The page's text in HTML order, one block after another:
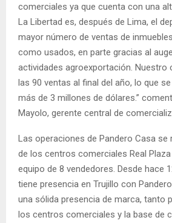
comerciales ya que cuenta con una
La Libertad es, después de Lima, el
mayor número de ventas de
como usados, en parte gracias al
actividades agroexportación. Nuestro
las 90 ventas al final del año, lo que
más de 3 millones de dólares.”
Mayolo, gerente central de
Las operaciones de Pandero Casa se
de los centros comerciales Real
equipo de 8 vendedores. Desde hace
tiene presencia en Trujillo con
una sólida presencia de marca, tanto
los centros comerciales y la base de